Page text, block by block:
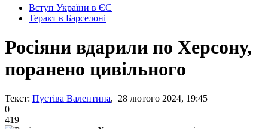
Вступ України в ЄС
Теракт в Барселоні
Росіяни вдарили по Херсону,
поранено цивільного
Текст: Пустіва Валентина, 28 лютого 2024, 19:45
0
419